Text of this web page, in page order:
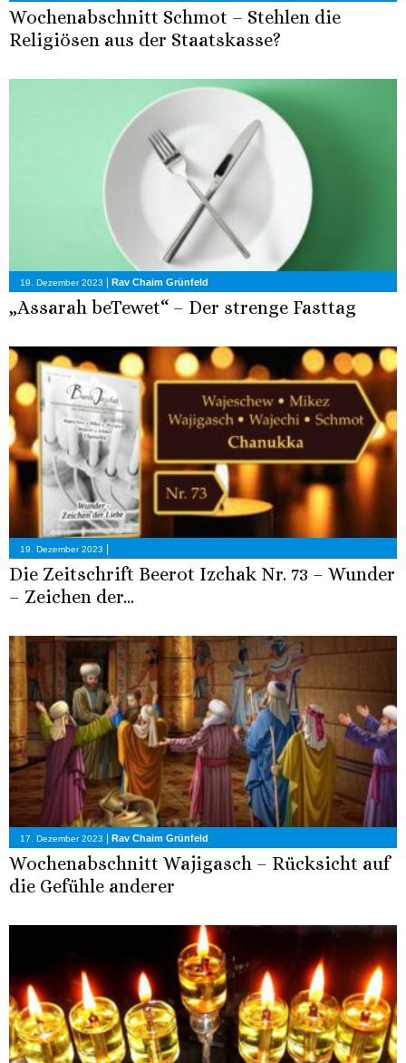
Wochenabschnitt Schmot – Stehlen die
Religiösen aus der Staatskasse?
19. Dezember 2023 | Rav Chaim Grünfeld
„Assarah beTewet“ – Der strenge Fasttag
19. Dezember 2023 |
Die Zeitschrift Beerot Izchak Nr. 73 – Wunder
– Zeichen der...
17. Dezember 2023 Rav Chaim Grünfeld
Wochenabschnitt Wajigasch – Rücksicht auf
die Gefühle anderer